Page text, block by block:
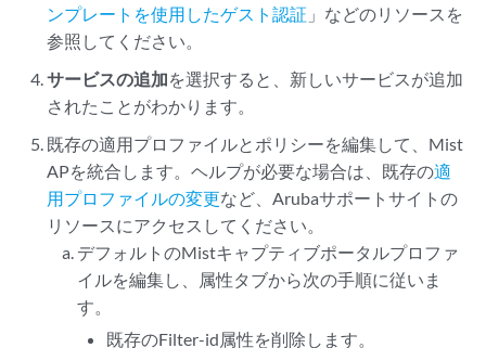
ンプレートを使用したゲスト認証 」などのリソースを
参照してください。
サービスの追加を選択すると、新しいサービスが追加
されたことがわかります。
既存の適用プロファイルとポリシーを編集して、Mist
APを統合します。ヘルプが必要な場合は、既存の適
用プロファイルの変更など、Arubaサポートサイトの
リソースにアクセスしてください。
デフォルトのMistキャプティブポータルプロファ
イルを編集し、属性タブから次の手順に従いま
す。
既存のFilter-id属性を削除します。